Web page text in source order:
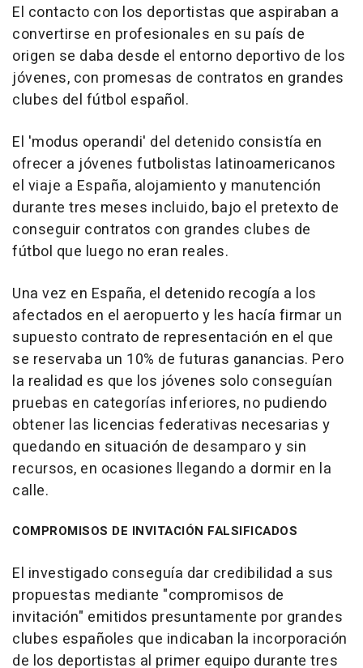
El contacto con los deportistas que aspiraban a
convertirse en profesionales en su país de
origen se daba desde el entorno deportivo de los
jóvenes, con promesas de contratos en grandes
clubes del fútbol español.
El 'modus operandi' del detenido consistía en
ofrecer a jóvenes futbolistas latinoamericanos
el viaje a España, alojamiento y manutención
durante tres meses incluido, bajo el pretexto de
conseguir contratos con grandes clubes de
fútbol que luego no eran reales.
Una vez en España, el detenido recogía a los
afectados en el aeropuerto y les hacía firmar un
supuesto contrato de representación en el que
se reservaba un 10% de futuras ganancias. Pero
la realidad es que los jóvenes solo conseguían
pruebas en categorías inferiores, no pudiendo
obtener las licencias federativas necesarias y
quedando en situación de desamparo y sin
recursos, en ocasiones llegando a dormir en la
calle.
COMPROMISOS DE INVITACIÓN FALSIFICADOS
El investigado conseguía dar credibilidad a sus
propuestas mediante "compromisos de
invitación" emitidos presuntamente por grandes
clubes españoles que indicaban la incorporación
de los deportistas al primer equipo durante tres